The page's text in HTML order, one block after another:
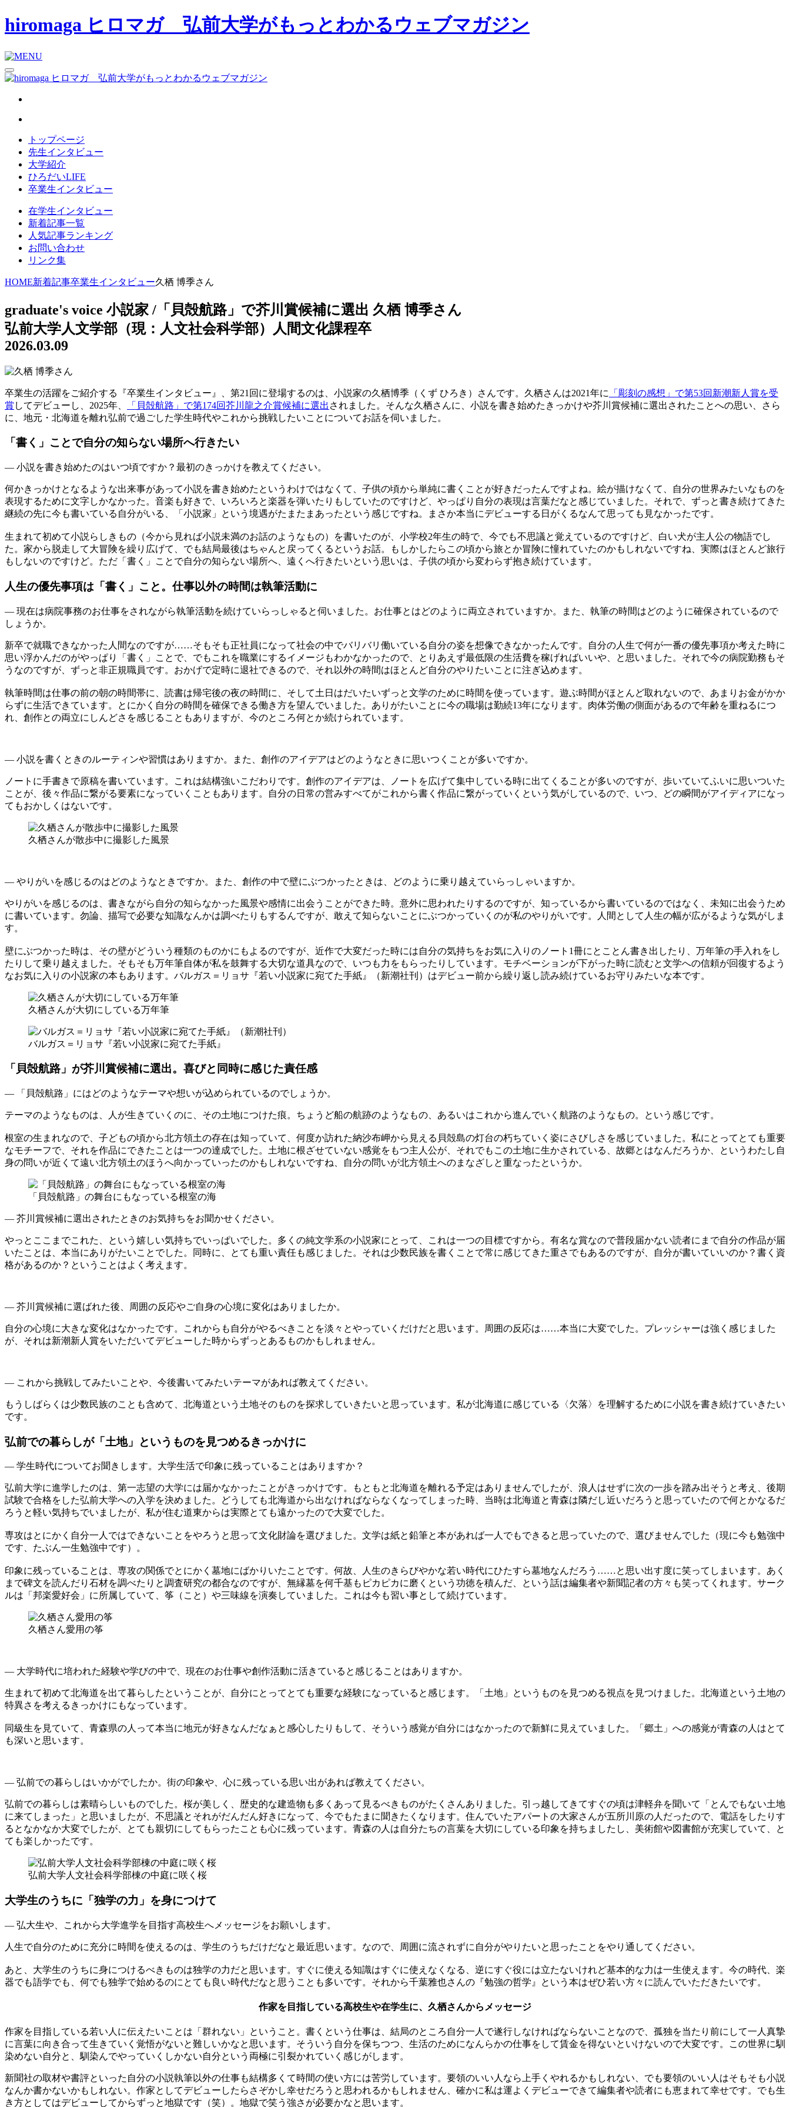
hiromaga ヒロマガ 弘前大学がもっとわかるウェブマガジン
トップページ
先生インタビュー
大学紹介
ひろだいLIFE
卒業生インタビュー
在学生インタビュー
新着記事一覧
人気記事ランキング
お問い合わせ
リンク集
HOME新着記事卒業生インタビュー久栖 博季さん
graduate's voice 小説家 /「貝殻航路」で芥川賞候補に選出 久栖 博季さん
弘前大学人文学部（現：人文社会科学部）人間文化課程卒
2026.03.09
卒業生の活躍をご紹介する『卒業生インタビュー』、第21回に登場するのは、小説家の久栖博季（くず ひろき）さんです。久栖さんは2021年に
「彫刻の感想」で第53回新潮新人賞を受
賞 してデビューし、2025年、 「貝殻航路」で第174回芥川龍之介賞候補に選出 されました。そんな久栖さんに、小説を書き始めたきっかけや芥川賞候補に選出されたことへの思い、さら
に、地元・北海道を離れ弘前で過ごした学生時代やこれから挑戦したいことについてお話を伺いました。
「書く」ことで自分の知らない場所へ行きたい
— 小説を書き始めたのはいつ頃ですか？最初のきっかけを教えてください。
何かきっかけとなるような出来事があって小説を書き始めたというわけではなくて、子供の頃から単純に書くことが好きだったんですよね。絵が描けなくて、自分の世界みたいなものを
表現するために文字しかなかった。音楽も好きで、いろいろと楽器を弾いたりもしていたのですけど、やっぱり自分の表現は言葉だなと感じていました。それで、ずっと書き続けてきた
継続の先に今も書いている自分がいる、「小説家」という境遇がたまたまあったという感じですね。まさか本当にデビューする日がくるなんて思っても見なかったです。
生まれて初めて小説らしきもの（今から見れば小説未満のお話のようなもの）を書いたのが、小学校2年生の時で、今でも不思議と覚えているのですけど、白い犬が主人公の物語でし
た。家から脱走して大冒険を繰り広げて、でも結局最後はちゃんと戻ってくるというお話。もしかしたらこの頃から旅とか冒険に憧れていたのかもしれないですね、実際はほとんど旅行
もしないのですけど。ただ「書く」ことで自分の知らない場所へ、遠くへ行きたいという思いは、子供の頃から変わらず抱き続けています。
人生の優先事項は「書く」こと。仕事以外の時間は執筆活動に
— 現在は病院事務のお仕事をされながら執筆活動を続けていらっしゃると伺いました。お仕事とはどのように両立されていますか。また、執筆の時間はどのように確保されているので
しょうか。
新卒で就職できなかった人間なのですが……そもそも正社員になって社会の中でバリバリ働いている自分の姿を想像できなかったんです。自分の人生で何が一番の優先事項か考えた時に
思い浮かんだのがやっぱり「書く」ことで、でもこれを職業にするイメージもわかなかったので、とりあえず最低限の生活費を稼げればいいや、と思いました。それで今の病院勤務もそ
うなのですが、ずっと非正規職員です。おかげで定時に退社できるので、それ以外の時間はほとんど自分のやりたいことに注ぎ込めます。
執筆時間は仕事の前の朝の時間帯に、読書は帰宅後の夜の時間に、そして土日はだいたいずっと文学のために時間を使っています。遊ぶ時間がほとんど取れないので、あまりお金がかか
らずに生活できています。とにかく自分の時間を確保できる働き方を望んでいました。ありがたいことに今の職場は勤続13年になります。肉体労働の側面があるので年齢を重ねるにつ
れ、創作との両立にしんどさを感じることもありますが、今のところ何とか続けられています。
— 小説を書くときのルーティンや習慣はありますか。また、創作のアイデアはどのようなときに思いつくことが多いですか。
ノートに手書きで原稿を書いています。これは結構強いこだわりです。創作のアイデアは、ノートを広げて集中している時に出てくることが多いのですが、歩いていてふいに思いついた
ことが、後々作品に繋がる要素になっていくこともあります。自分の日常の営みすべてがこれから書く作品に繋がっていくという気がしているので、いつ、どの瞬間がアイディアになっ
てもおかしくはないです。
久栖さんが散歩中に撮影した風景
— やりがいを感じるのはどのようなときですか。また、創作の中で壁にぶつかったときは、どのように乗り越えていらっしゃいますか。
やりがいを感じるのは、書きながら自分の知らなかった風景や感情に出会うことができた時。意外に思われたりするのですが、知っているから書いているのではなく、未知に出会うため
に書いています。勿論、描写で必要な知識なんかは調べたりもするんですが、敢えて知らないことにぶつかっていくのが私のやりがいです。人間として人生の幅が広がるような気がしま
す。
壁にぶつかった時は、その壁がどういう種類のものかにもよるのですが、近作で大変だった時には自分の気持ちをお気に入りのノート1冊にとことん書き出したり、万年筆の手入れをし
たりして乗り越えました。そもそも万年筆自体が私を鼓舞する大切な道具なので、いつも力をもらったりしています。モチベーションが下がった時に読むと文学への信頼が回復するよう
なお気に入りの小説家の本もあります。バルガス＝リョサ『若い小説家に宛てた手紙』（新潮社刊）はデビュー前から繰り返し読み続けているお守りみたいな本です。
久栖さんが大切にしている万年筆
バルガス＝リョサ『若い小説家に宛てた手紙』
「貝殻航路」が芥川賞候補に選出。喜びと同時に感じた責任感
— 「貝殻航路」にはどのようなテーマや想いが込められているのでしょうか。
テーマのようなものは、人が生きていくのに、その土地につけた痕。ちょうど船の航跡のようなもの、あるいはこれから進んでいく航路のようなもの。という感じです。
根室の生まれなので、子どもの頃から北方領土の存在は知っていて、何度か訪れた納沙布岬から見える貝殻島の灯台の朽ちていく姿にさびしさを感じていました。私にとってとても重要
なモチーフで、それを作品にできたことは一つの達成でした。土地に根ざせていない感覚をもつ主人公が、それでもこの土地に生かされている、故郷とはなんだろうか、というわたし自
身の問いが近くて遠い北方領土のほうへ向かっていったのかもしれないですね、自分の問いが北方領土へのまなざしと重なったというか。
「貝殻航路」の舞台にもなっている根室の海
— 芥川賞候補に選出されたときのお気持ちをお聞かせください。
やっとここまでこれた、という嬉しい気持ちでいっぱいでした。多くの純文学系の小説家にとって、これは一つの目標ですから。有名な賞なので普段届かない読者にまで自分の作品が届
いたことは、本当にありがたいことでした。同時に、とても重い責任も感じました。それは少数民族を書くことで常に感じてきた重さでもあるのですが、自分が書いていいのか？書く資
格があるのか？ということはよく考えます。
— 芥川賞候補に選ばれた後、周囲の反応やご自身の心境に変化はありましたか。
自分の心境に大きな変化はなかったです。これからも自分がやるべきことを淡々とやっていくだけだと思います。周囲の反応は……本当に大変でした。プレッシャーは強く感じました
が、それは新潮新人賞をいただいてデビューした時からずっとあるものかもしれません。
— これから挑戦してみたいことや、今後書いてみたいテーマがあれば教えてください。
もうしばらくは少数民族のことも含めて、北海道という土地そのものを探求していきたいと思っています。私が北海道に感じている〈欠落〉を理解するために小説を書き続けていきたい
です。
弘前での暮らしが「土地」というものを見つめるきっかけに
— 学生時代についてお聞きします。大学生活で印象に残っていることはありますか？
弘前大学に進学したのは、第一志望の大学には届かなかったことがきっかけです。もともと北海道を離れる予定はありませんでしたが、浪人はせずに次の一歩を踏み出そうと考え、後期
試験で合格をした弘前大学への入学を決めました。どうしても北海道から出なければならなくなってしまった時、当時は北海道と青森は隣だし近いだろうと思っていたので何とかなるだ
ろうと軽い気持ちでいましたが、私が住む道東からは実際とても遠かったので大変でした。
専攻はとにかく自分一人ではできないことをやろうと思って文化財論を選びました。文学は紙と鉛筆と本があれば一人でもできると思っていたので、選びませんでした（現に今も勉強中
です、たぶん一生勉強中です）。
印象に残っていることは、専攻の関係でとにかく墓地にばかりいたことです。何故、人生のきらびやかな若い時代にひたすら墓地なんだろう……と思い出す度に笑ってしまいます。あく
まで碑文を読んだり石材を調べたりと調査研究の都合なのですが、無縁墓を何千基もピカピカに磨くという功徳を積んだ、という話は編集者や新聞記者の方々も笑ってくれます。サーク
ルは「邦楽愛好会」に所属していて、筝（こと）や三味線を演奏していました。これは今も習い事として続けています。
久栖さん愛用の筝
— 大学時代に培われた経験や学びの中で、現在のお仕事や創作活動に活きていると感じることはありますか。
生まれて初めて北海道を出て暮らしたということが、自分にとってとても重要な経験になっていると感じます。「土地」というものを見つめる視点を見つけました。北海道という土地の
特異さを考えるきっかけにもなっています。
同級生を見ていて、青森県の人って本当に地元が好きなんだなぁと感心したりもして、そういう感覚が自分にはなかったので新鮮に見えていました。「郷土」への感覚が青森の人はとて
も深いと思います。
— 弘前での暮らしはいかがでしたか。街の印象や、心に残っている思い出があれば教えてください。
弘前での暮らしは素晴らしいものでした。桜が美しく、歴史的な建造物も多くあって見るべきものがたくさんありました。引っ越してきてすぐの頃は津軽弁を聞いて「とんでもない土地
に来てしまった」と思いましたが、不思議とそれがだんだん好きになって、今でもたまに聞きたくなります。住んでいたアパートの大家さんが五所川原の人だったので、電話をしたりす
るとなかなか大変でしたが、とても親切にしてもらったことも心に残っています。青森の人は自分たちの言葉を大切にしている印象を持ちましたし、美術館や図書館が充実していて、と
ても楽しかったです。
弘前大学人文社会科学部棟の中庭に咲く桜
大学生のうちに「独学の力」を身につけて
— 弘大生や、これから大学進学を目指す高校生へメッセージをお願いします。
人生で自分のために充分に時間を使えるのは、学生のうちだけだなと最近思います。なので、周囲に流されずに自分がやりたいと思ったことをやり通してください。
あと、大学生のうちに身につけるべきものは独学の力だと思います。すぐに使える知識はすぐに使えなくなる、逆にすぐ役には立たないけれど基本的な力は一生使えます。今の時代、楽
器でも語学でも、何でも独学で始めるのにとても良い時代だなと思うことも多いです。それから千葉雅也さんの『勉強の哲学』という本はぜひ若い方々に読んでいただきたいです。
作家を目指している高校生や在学生に、久栖さんからメッセージ
作家を目指している若い人に伝えたいことは「群れない」ということ。書くという仕事は、結局のところ自分一人で遂行しなければならないことなので、孤独を当たり前にして一人真摯
に言葉に向き合って生きていく覚悟がないと難しいかなと思います。そういう自分を保ちつつ、生活のためになんらかの仕事をして賃金を得ないといけないので大変です。この世界に馴
染めない自分と、馴染んでやっていくしかない自分という両極に引裂かれていく感じがします。
新聞社の取材や書評といった自分の小説執筆以外の仕事も結構多くて時間の使い方には苦労しています。要領のいい人なら上手くやれるかもしれない、でも要領のいい人はそもそも小説
なんか書かないかもしれない。作家としてデビューしたらさぞかし幸せだろうと思われるかもしれません、確かに私は運よくデビューできて編集者や読者にも恵まれて幸せです。でも生
き方としてはデビューしてからずっと地獄です（笑）。地獄で笑う強さが必要かなと思います。